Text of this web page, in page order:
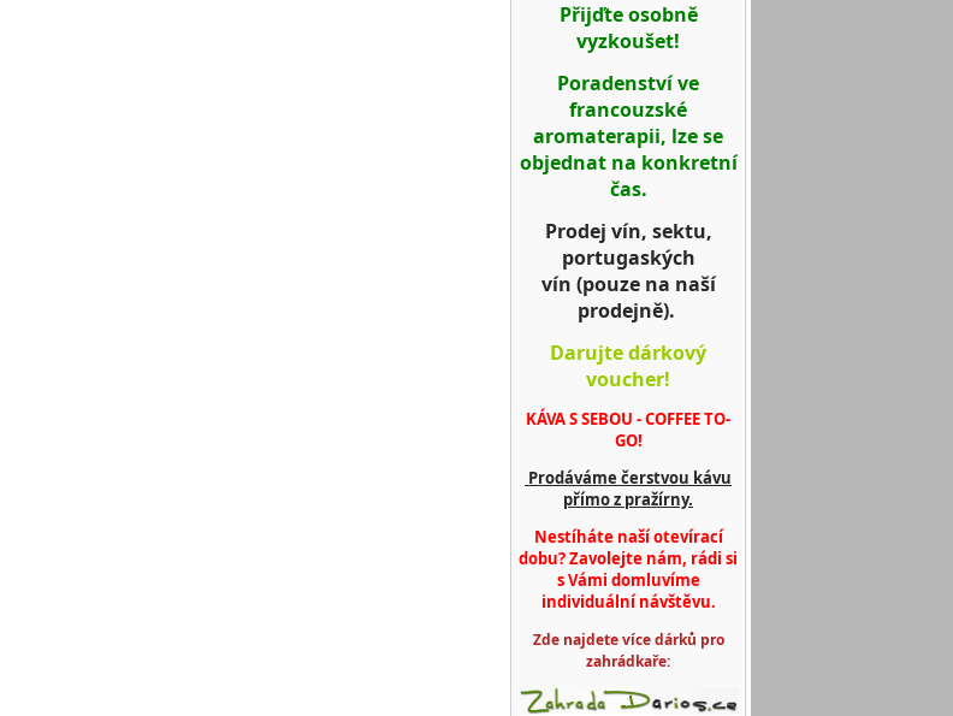
Přijďte osobně
vyzkoušet!
Poradenství ve
francouzské
aromaterapii, lze se
objednat na konkretní
čas.
Prodej vín, sektu,
portugaských
vín (pouze na naší
prodejně).
Darujte dárkový
voucher!
KÁVA S SEBOU - COFFEE TO-
GO!
Prodáváme čerstvou kávu
přímo z pražírny.
Nestíháte naší otevírací
dobu? Zavolejte nám, rádi si
s Vámi domluvíme
individuální návštěvu.
Zde najdete více dárků pro
zahrádkaře: